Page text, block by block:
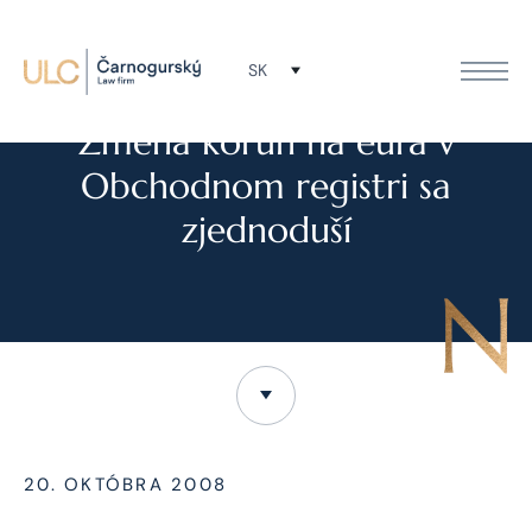
SK
NOVINKY
Zmena korún na eurá v
Obchodnom registri sa
zjednoduší
20. OKTÓBRA 2008